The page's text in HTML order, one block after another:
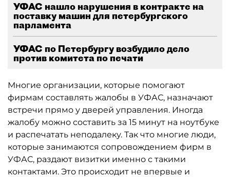
УФАС нашло нарушения в контракте на
поставку машин для петербургского
парламента
УФАС по Петербургу возбудило дело
против комитета по печати
Многие организации, которые помогают
фирмам составлять жалобы в УФАС, назначают
встречи прямо у дверей управления. Иногда
жалобу можно составить за 15 минут на ноутбуке
и распечатать неподалеку. Так что многие люди,
которые занимаются сопровождением фирм в
УФАС, раздают визитки именно с такими
контактами. Это происходит не впервые и